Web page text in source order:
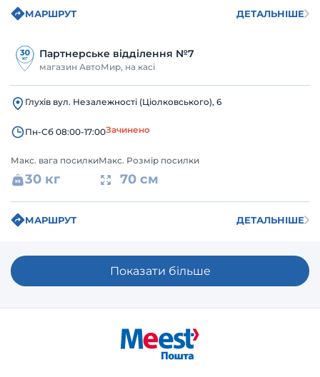
МАРШРУТ ДЕТАЛЬНІШЕ
Партнерське відділення №7
магазин АвтоМир, на касі
Глухів вул. Незалежності (Ціолковського), 6
Пн-Сб 08:00-17:00Зачинено
Макс. вага посилки
30 кг
Макс. Розмір посилки
70 см
МАРШРУТ ДЕТАЛЬНІШЕ
Показати більше